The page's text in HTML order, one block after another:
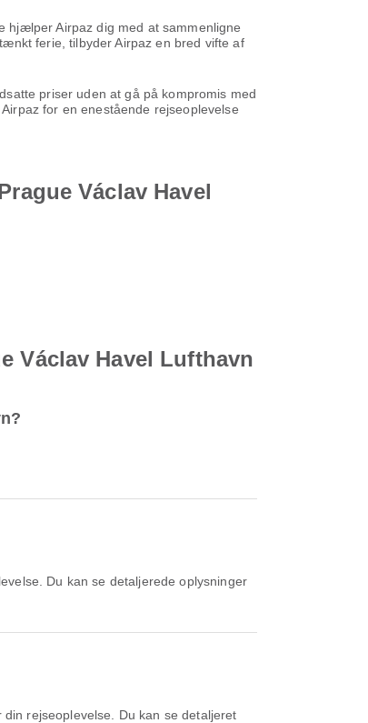
hjælper Airpaz dig med at sammenligne
ferie, tilbyder Airpaz en bred vifte af
priser uden at gå på kompromis med
for en enestående rejseoplevelse
Václav Havel
Václav Havel Lufthavn